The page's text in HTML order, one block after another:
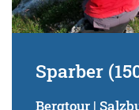
Sparber
Bergtour |